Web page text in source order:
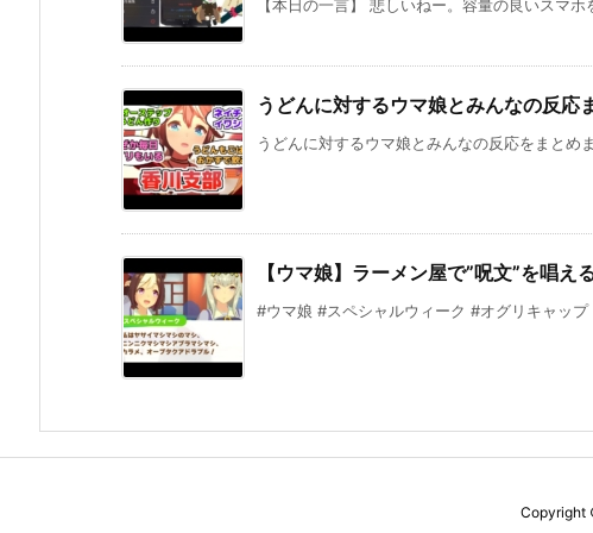
【本日の一言】 悲しいねー。容量の良いスマ
うどんに対するウマ娘とみんなの反応
うどんに対するウマ娘とみんなの反応をまと
【ウマ娘】ラーメン屋で”呪文”を唱え
#ウマ娘 #スペシャルウィーク #オグリキャップ
Copyright